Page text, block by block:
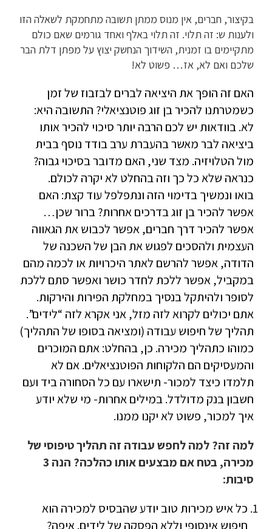
בקיצור, חברים, אין מנוס ממתן תשובה מתחמקת לשאלה הזו
ולענות ש: זה תלוי. זה תלוי באלף ואחד גורמים שאם כולם
מתקיימים בו זמנית, השידוך הנחשק יצוץ על מפתן דלת הבר
שלכם ואם לא, אז… פשוט לא!
האם זה הופך את היציאה לברים לבזבוז של זמן
כשמטרתנו להכיר בן זוג פוטנציאלי? התשובה היא:
לא. בוודאות יש לכם הרבה יותר סיכוי להכיר אותו
ביציאה לבר מאשר בהעברת ערב בודד נוסף בבית
מול הטלויזיה. מצד שני, האם מדובר בסיכוי גבוה?
כנראה שלא כל כך וזה בהחלט לא יקרה לכולם.
בואו ונמשיך בדימוי הזה ונתפלפל עוד קצת: האם
אפשר להכיר בן זוג בדרכים אחרות? ברור שכן…
אפשר להכיר דרך חברים, אפשר לכבוש את הגאווה
העצמית ולהסכים לפגוש את הבן של השכנה של
הדודה, אפשר להרשם לאתר היכרויות או לכמה מהם
במקביל, אפשר ללכת לחדר כושר ואפשר סתם ללכת
לסופר ולהיתקל בנסיך במחלקת הפירות והירקות.
אתם יכולים לקרוא לזה מזל, אני אקרא לזה “לידים”.
תהליך של חיפוש עבודה (ומציאה בסופו של התהליך)
כמוהו כתהליך מכירה. כן, בהחלט: אתם המוכרים
והמעסיקים הם הלקוחות הפוטנציאלים. אם לא
תלמדו כיצד למכור- תישארו עם כל הסחורה ביד ועם
חשבון בנק מדולדל. במילים אחרות- מי שלא יודע
איך למכור, פשוט לא יקנו ממנו.
למה זה? למה לחפש עבודה זה תהליך טיפוסי של
מכירה, בטח אם מבצעים אותו כהלכה? הנה 3
סיבות:
כל איש מכירות טוב יודע שהבסיס למכירה הוא
חיפוש אינסופי וללא הפסקה של לידים. איפה?